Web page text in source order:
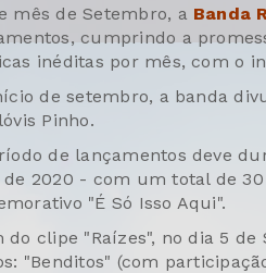
mês de Setembro, a Banda
cumprindo a
inéditas por mês, com o
de setembro, a banda
Pinho.
de lançamentos deve
de 2020 - com um total de
"É Só Isso Aqui".
do clipe "Raízes", no dia 5
"Benditos" (com